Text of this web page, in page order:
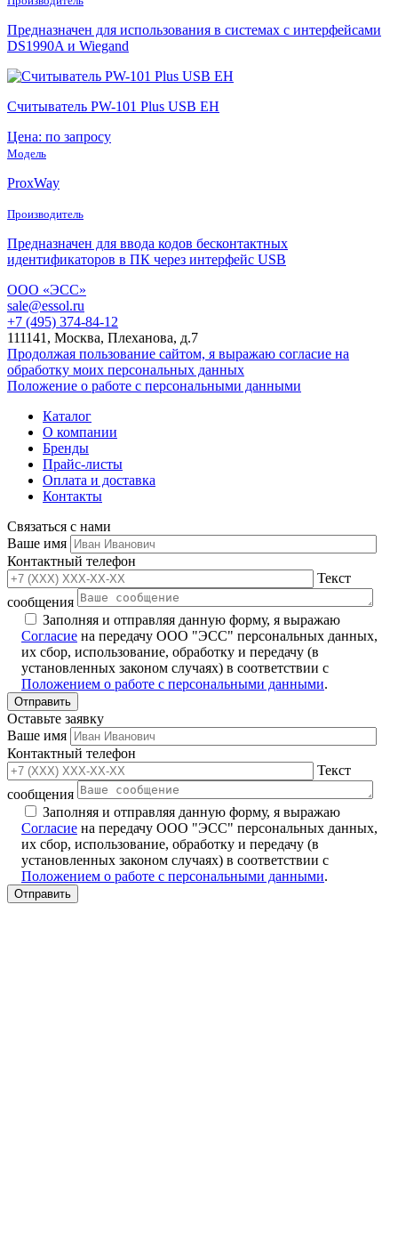
Предназначен для использования в системах с интерфейсами
DS1990A и Wiegand
Считыватель PW-101 Plus USB EH
Цена: по запросу
Модель
ProxWay
Производитель
Предназначен для ввода кодов бесконтактных
идентификаторов в ПК через интерфейс USB
ООО «ЭСС»
sale@essol.ru
+7 (495) 374-84-12
111141, Москва, Плеханова, д.7
Продолжая пользование сайтом, я выражаю согласие на
обработку моих персональных данных
Положение о работе с персональными данными
Каталог
О компании
Бренды
Прайс-листы
Оплата и доставка
Контакты
Связаться с нами
Ваше имя
Контактный телефон
Текст
сообщения
Заполняя и отправляя данную форму, я выражаю
Согласие на передачу ООО "ЭСС" персональных данных,
их сбор, использование, обработку и передачу (в
установленных законом случаях) в соответствии с
Положением о работе с персональными данными.
Оставьте заявку
Ваше имя
Контактный телефон
Текст
сообщения
Заполняя и отправляя данную форму, я выражаю
Согласие на передачу ООО "ЭСС" персональных данных,
их сбор, использование, обработку и передачу (в
установленных законом случаях) в соответствии с
Положением о работе с персональными данными.